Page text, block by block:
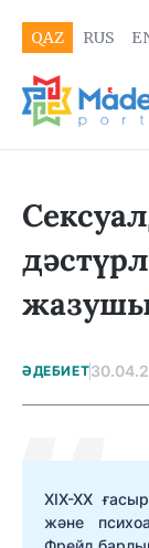
QAZ RUS
ӘДЕБИЕТ
ХІХ-ХХ
және